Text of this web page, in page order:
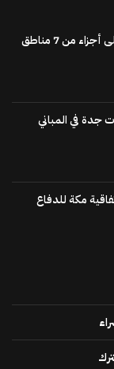
من 7 مناطق
جدة في المباني
مكة للدفاع